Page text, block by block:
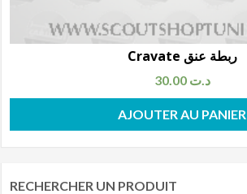
Cravate ربطة عنق
30.00 د.ت
AJOUTER AU PANIER
RECHERCHER UN PRODUIT